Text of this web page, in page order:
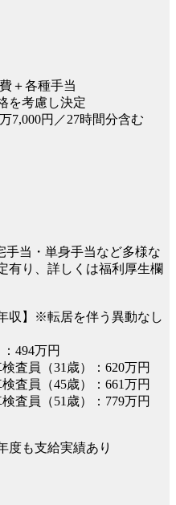
＋各種手当
を考慮し決定
7,000円／27時間分含む
当・単身手当など多様な
有り、詳しくは福利厚生欄
収】※転居を伴う異動なし
494万円
査員（31歳）：620万円
査員（45歳）：661万円
査員（51歳）：779万円
度も支給実績あり